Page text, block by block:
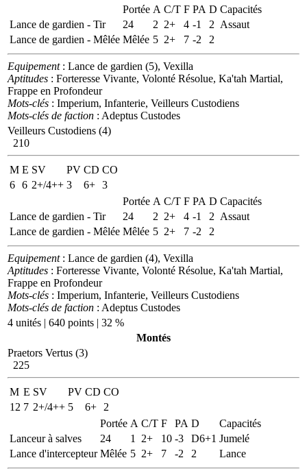
Portée A C/T F PA D Capacités
Lance de gardien - Tir
24 2 2+ 4 -1 2 Assaut
Lance de gardien - Mêlée Mêlée 5 2+ 7 -2 2
Equipement: Lance de gardien (5), Vexilla
Aptitudes : Forteresse Vivante, Volonté Résolue, Ka'tah Martial,
Frappe en Profondeur
Mots-clés : Imperium, Infanterie, Veilleurs Custodiens
Mots-clés de faction : Adeptus Custodes
Veilleurs Custodiens (4)
210
M E SV PV CD CO
6 6 2+/4++ 3 6+ 3
Portée A C/T F PA D Capacités
Lance de gardien - Tir
24 2 2+ 4 -1 2 Assaut
Lance de gardien - Mêlée Mêlée 5 2+ 7 -2 2
Equipement: Lance de gardien (4), Vexilla
Aptitudes : Forteresse Vivante, Volonté Résolue, Ka'tah Martial,
Frappe en Profondeur
Mots-clés : Imperium, Infanterie, Veilleurs Custodiens
Mots-clés de faction : Adeptus Custodes
4 unités | 640 points | 32 %
Montés
Praetors Vertus (3)
225
M E SV PV CD CO
12 7 2+/4++ 5 6+
2
Portée A C/T F PA D
Capacités
Lanceur à salves
24 1 2+ 10 -3 D6+1 Jumelé
Lance d'intercepteur Mêlée 5 2+ 7 -2 2 Lance